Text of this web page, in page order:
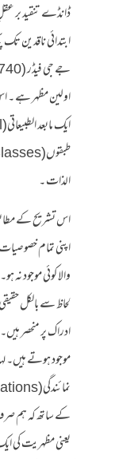
اولین مظہر ہے ۔
الذات ۔
اس تشریح کے
اپنی تمام
لحاظ سے بالکل
ادراک پر منحصر
کے ساتھ کہ ہم صرف
یعنی مظہریت کی